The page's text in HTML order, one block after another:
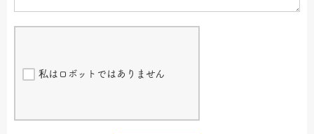
私はロボットではありません